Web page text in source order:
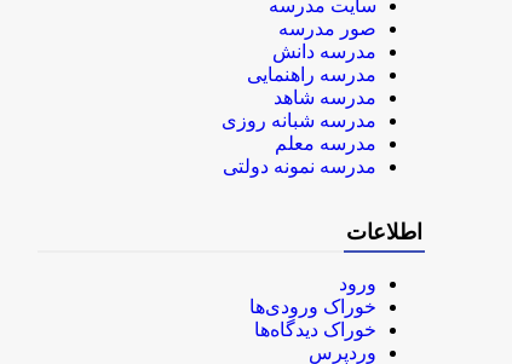
سایت مدرسه
صور مدرسه
مدرسه دانش
مدرسه راهنمایی
مدرسه شاهد
مدرسه شبانه روزی
مدرسه معلم
مدرسه نمونه دولتی
اطلاعات
ورود
خوراک ورودی‌ها
خوراک دیدگاه‌ها
وردپرس